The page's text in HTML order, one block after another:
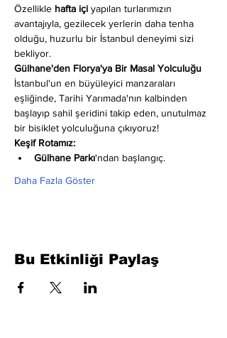
Özellikle hafta içi yapılan turlarımızın
avantajıyla, gezilecek yerlerin daha tenha
olduğu, huzurlu bir İstanbul deneyimi sizi
bekliyor.
Gülhane'den Florya'ya Bir Masal Yolculuğu
İstanbul'un en büyüleyici manzaraları
eşliğinde, Tarihi Yarımada'nın kalbinden
başlayıp sahil şeridini takip eden, unutulmaz
bir bisiklet yolculuğuna çıkıyoruz!
Keşif Rotamız:
Gülhane Parkı'ndan başlangıç.
Daha Fazla Göster
Bu Etkinliği Paylaş